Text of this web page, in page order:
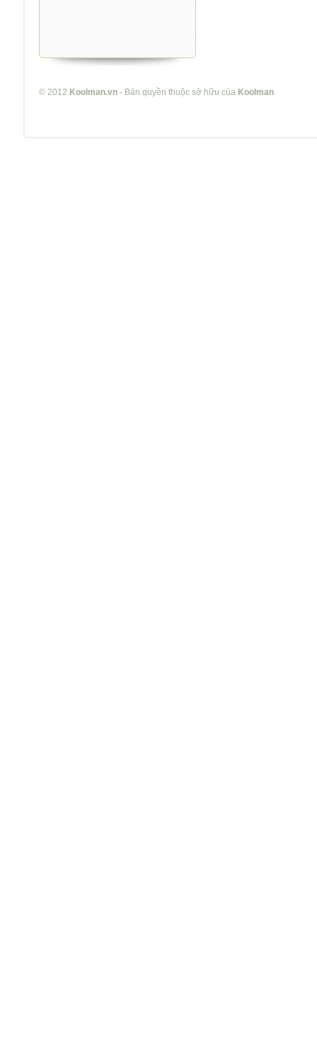
© 2012 Koolman.vn - Bản quyền thuộc sở hữu của Koolman